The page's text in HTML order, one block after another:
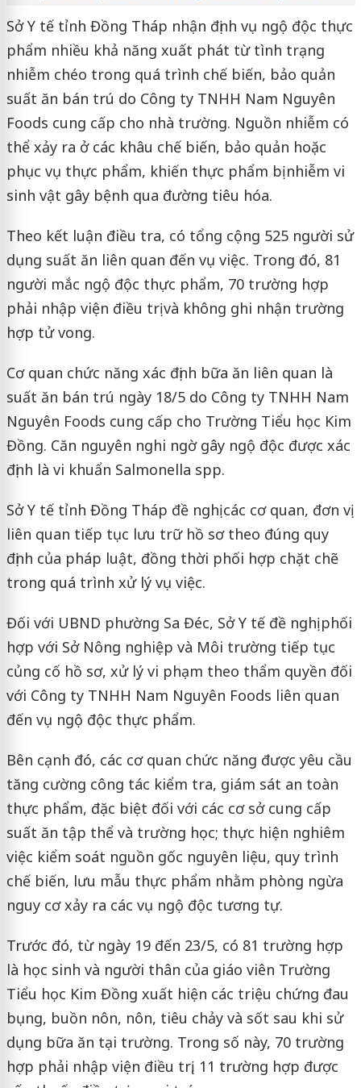
Sở Y tế tỉnh Đồng Tháp nhận định vụ ngộ độc thực
phẩm nhiều khả năng xuất phát từ tình trạng
nhiễm chéo trong quá trình chế biến, bảo quản
suất ăn bán trú do Công ty TNHH Nam Nguyên
Foods cung cấp cho nhà trường. Nguồn nhiễm có
thể xảy ra ở các khâu chế biến, bảo quản hoặc
phục vụ thực phẩm, khiến thực phẩm bị nhiễm vi
sinh vật gây bệnh qua đường tiêu hóa.
Theo kết luận điều tra, có tổng cộng 525 người sử
dụng suất ăn liên quan đến vụ việc. Trong đó, 81
người mắc ngộ độc thực phẩm, 70 trường hợp
phải nhập viện điều trị và không ghi nhận trường
hợp tử vong.
Cơ quan chức năng xác định bữa ăn liên quan là
suất ăn bán trú ngày 18/5 do Công ty TNHH Nam
Nguyên Foods cung cấp cho Trường Tiểu học Kim
Đồng. Căn nguyên nghi ngờ gây ngộ độc được xác
định là vi khuẩn Salmonella spp.
Sở Y tế tỉnh Đồng Tháp đề nghị các cơ quan, đơn vị
liên quan tiếp tục lưu trữ hồ sơ theo đúng quy
định của pháp luật, đồng thời phối hợp chặt chẽ
trong quá trình xử lý vụ việc.
Đối với UBND phường Sa Đéc, Sở Y tế đề nghị phối
hợp với Sở Nông nghiệp và Môi trường tiếp tục
củng cố hồ sơ, xử lý vi phạm theo thẩm quyền đối
với Công ty TNHH Nam Nguyên Foods liên quan
đến vụ ngộ độc thực phẩm.
Bên cạnh đó, các cơ quan chức năng được yêu cầu
tăng cường công tác kiểm tra, giám sát an toàn
thực phẩm, đặc biệt đối với các cơ sở cung cấp
suất ăn tập thể và trường học; thực hiện nghiêm
việc kiểm soát nguồn gốc nguyên liệu, quy trình
chế biến, lưu mẫu thực phẩm nhằm phòng ngừa
nguy cơ xảy ra các vụ ngộ độc tương tự.
Trước đó, từ ngày 19 đến 23/5, có 81 trường hợp
là học sinh và người thân của giáo viên Trường
Tiểu học Kim Đồng xuất hiện các triệu chứng đau
bụng, buồn nôn, nôn, tiêu chảy và sốt sau khi sử
dụng bữa ăn tại trường. Trong số này, 70 trường
hợp phải nhập viện điều trị, 11 trường hợp được